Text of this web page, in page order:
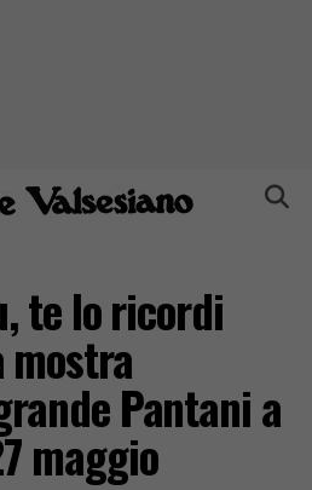
te lo ricordi
mostra
Pantani a
maggio